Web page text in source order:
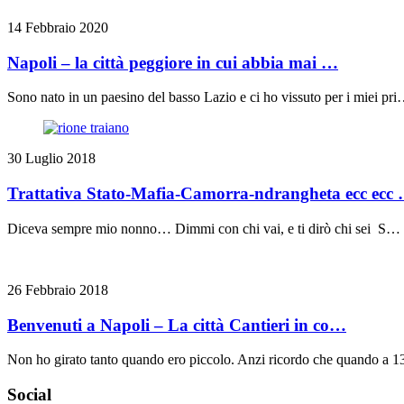
14 Febbraio 2020
Napoli – la città peggiore in cui abbia mai …
Sono nato in un paesino del basso Lazio e ci ho vissuto per i miei
30 Luglio 2018
Trattativa Stato-Mafia-Camorra-ndrangheta ecc ecc
Diceva sempre mio nonno… Dimmi con chi vai, e ti dirò chi sei S…
26 Febbraio 2018
Benvenuti a Napoli – La città Cantieri in co…
Non ho girato tanto quando ero piccolo. Anzi ricordo che quando a
Social